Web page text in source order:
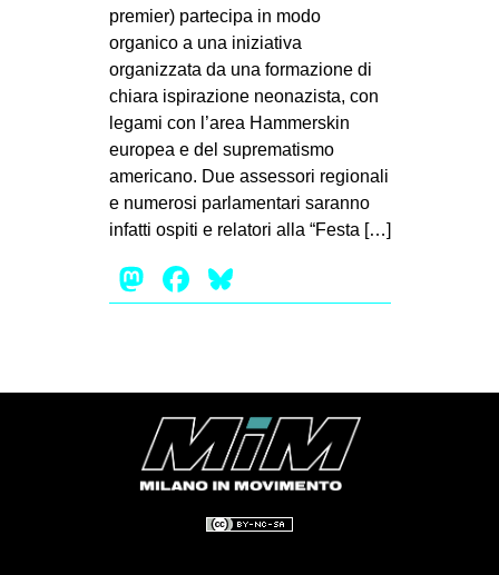
MEDIO ORIENTE
MONDO
EVENTI
in
Fb
bsky
premier) partecipa in modo
organico a una iniziativa
organizzata da una formazione di
chiara ispirazione neonazista, con
legami con l’area Hammerskin
europea e del suprematismo
americano. Due assessori regionali
e numerosi parlamentari saranno
infatti ospiti e relatori alla “Festa […]
Mastodon
Facebook